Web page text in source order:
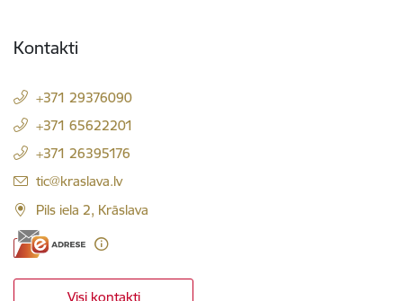
Kontakti
+371 29376090
+371 65622201
+371 26395176
E-pasts:
tic@kraslava.lv
Pils iela 2, Krāslava
Visi kontakti